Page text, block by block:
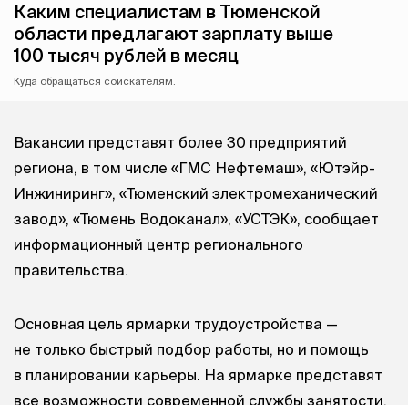
Каким специалистам в Тюменской
области предлагают зарплату выше
100 тысяч рублей в месяц
Куда обращаться соискателям.
Вакансии представят более 30 предприятий
региона, в том числе «ГМС Нефтемаш», «Ютэйр-
Инжиниринг», «Тюменский электромеханический
завод», «Тюмень Водоканал», «УСТЭК», сообщает
информационный центр регионального
правительства.
Основная цель ярмарки трудоустройства —
не только быстрый подбор работы, но и помощь
в планировании карьеры. На ярмарке представят
все возможности современной службы занятости.